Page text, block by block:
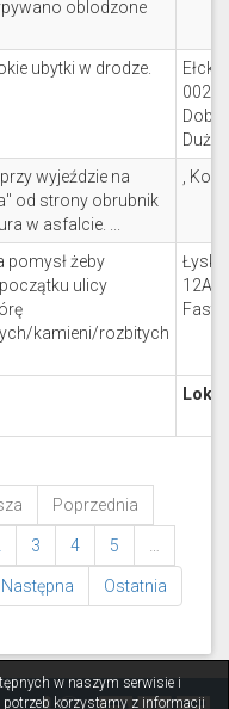
w naszym serwisie i
korzystamy z informacji
oblodzone
ubytki w drodze.
002
wyjeździe na
od strony obrubnik
w asfalcie. ...
,
pomysł żeby
ulicy
kamieni/rozbitych
12A,
Poprzednia
3 4 5
Następna Ostatnia